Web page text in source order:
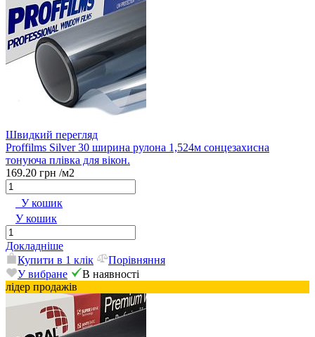
Швидкий перегляд
Proffilms Silver 30 ширина рулона 1,524м cонцезахисна
тонуюча плівка для вікон.
169.20 грн /м2
У кошик
У кошик
Докладніше
Купити в 1 клік
Порівняння
У вибране
В наявності
лідер продажів